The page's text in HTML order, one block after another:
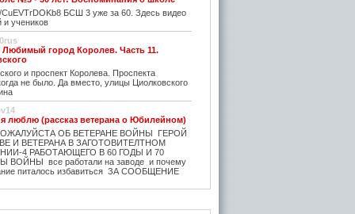
CuEVTrDOKb8 БСШ 3 уже за 60. Здесь видео
и учеников
Любимый город Королев. Часть 11.
и проспект Королева. Проспекта
не было. Да вместо, улицы Циолковского
люблю (рассказ ветерана о Юбилейном)
ОБ ВЕТЕРАНЕ ВОЙНЫ ГЕРОЙ
И ВЕТЕРАНА В ЗАГОТОВИТЕЛТНОМ
4 РАБОТАЮЩЕГО В 60 ГОДЫ И 70
ВОЙНЫ все работали на заводе и почему
питалось избавиться ЗА СООБЩЕНИЕ
- рассказ ветерана